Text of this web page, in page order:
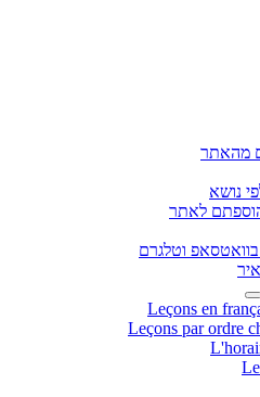
מהאתר
נושא
לאתר
בוואטסאפ וטלגרם
Leçons en
Leçons par ordre